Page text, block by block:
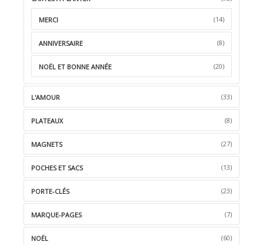
MERCI (14)
ANNIVERSAIRE (8)
NOËL ET BONNE ANNÉE (20)
L'AMOUR (33)
PLATEAUX (8)
MAGNETS (27)
POCHES ET SACS (13)
PORTE-CLÉS (23)
MARQUE-PAGES (7)
NOËL (60)